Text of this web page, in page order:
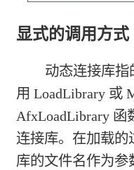
显式的调用方式
动态连接库
用 LoadLibrary 或
AfxLoadLibrary 函
连接库。在加载的
库的文件名作为参